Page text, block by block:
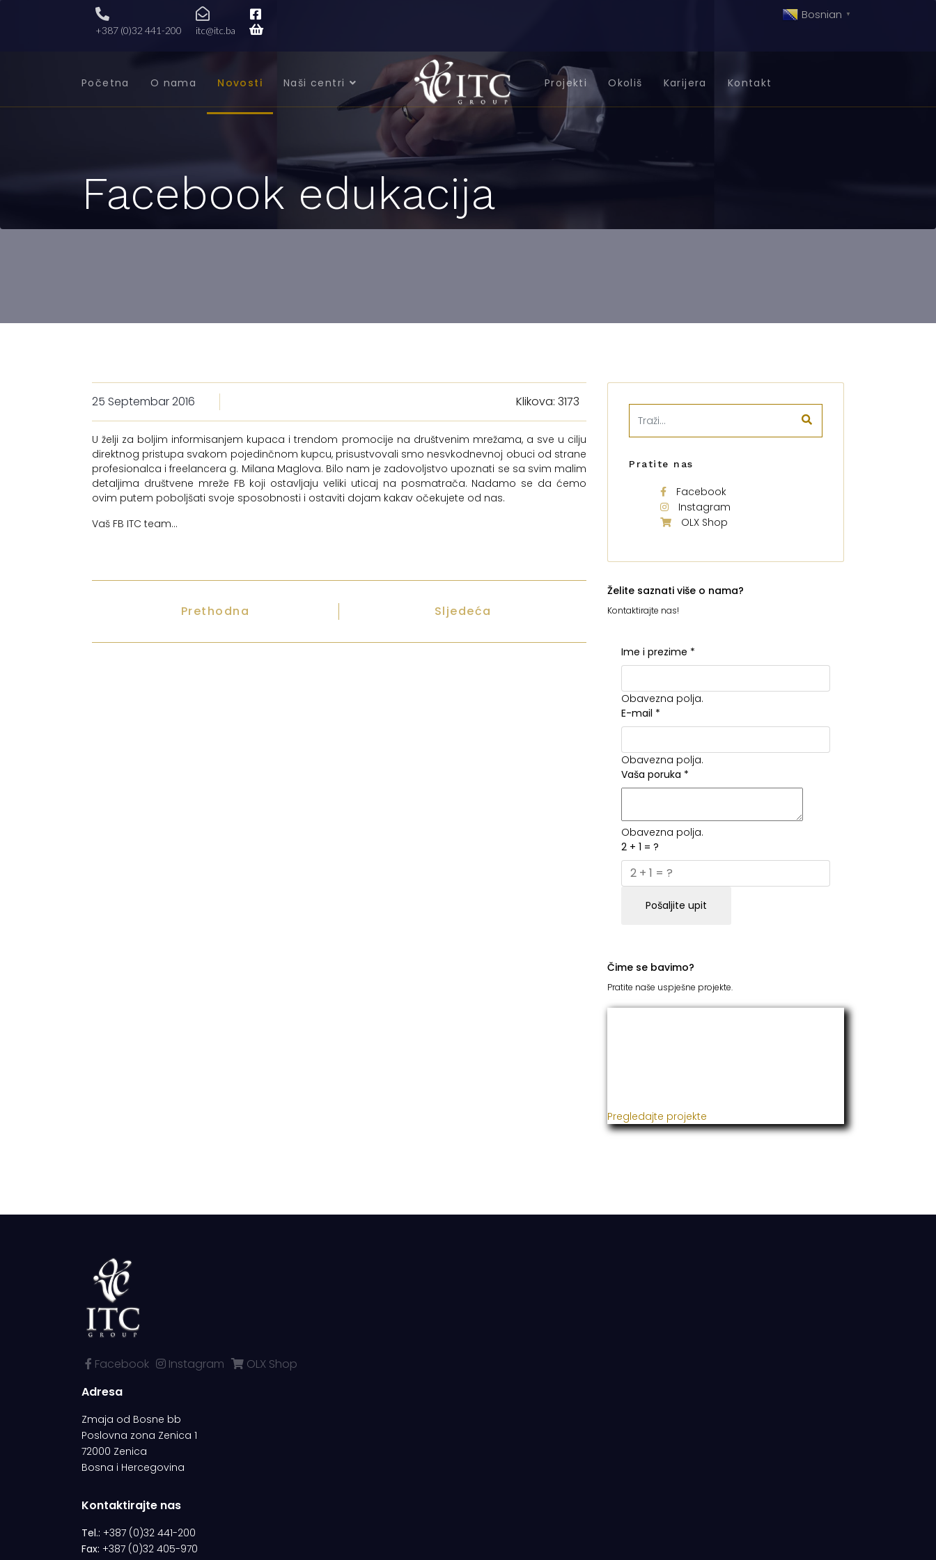
+387 (0)32 441-200 itc@itc.ba
Bosnian ▼
Početna O nama Novosti Naši centri Projekti Okoliš Karijera Kontakt
Facebook edukacija
25 Septembar 2016 Klikova: 3173
U želji za boljim informisanjem kupaca i trendom promocije na društvenim mrežama, a sve u cilju
direktnog pristupa svakom pojedinčnom kupcu, prisustvovali smo nesvkodnevnoj obuci od strane
profesionalca i freelancera g. Milana Maglova. Bilo nam je zadovoljstvo upoznati se sa svim malim
detaljima društvene mreže FB koji ostavljaju veliki uticaj na posmatrača. Nadamo se da ćemo
ovim putem poboljšati svoje sposobnosti i ostaviti dojam kakav očekujete od nas.
Vaš FB ITC team...
Prethodna Sljedeća
Pratite nas
Facebook
Instagram
OLX Shop
Želite saznati više o nama?
Kontaktirajte nas!
Ime i prezime *
Obavezna polja.
E-mail *
Obavezna polja.
Vaša poruka *
Obavezna polja.
2 + 1 = ?
Pošaljite upit
Čime se bavimo?
Pratite naše uspješne projekte.
Pregledajte projekte
Facebook Instagram
OLX Shop
Adresa
Zmaja od Bosne bb
Poslovna zona Zenica 1
72000 Zenica
Bosna i Hercegovina
Kontaktirajte nas
Tel.: +387 (0)32 441-200
Fax: +387 (0)32 405-970